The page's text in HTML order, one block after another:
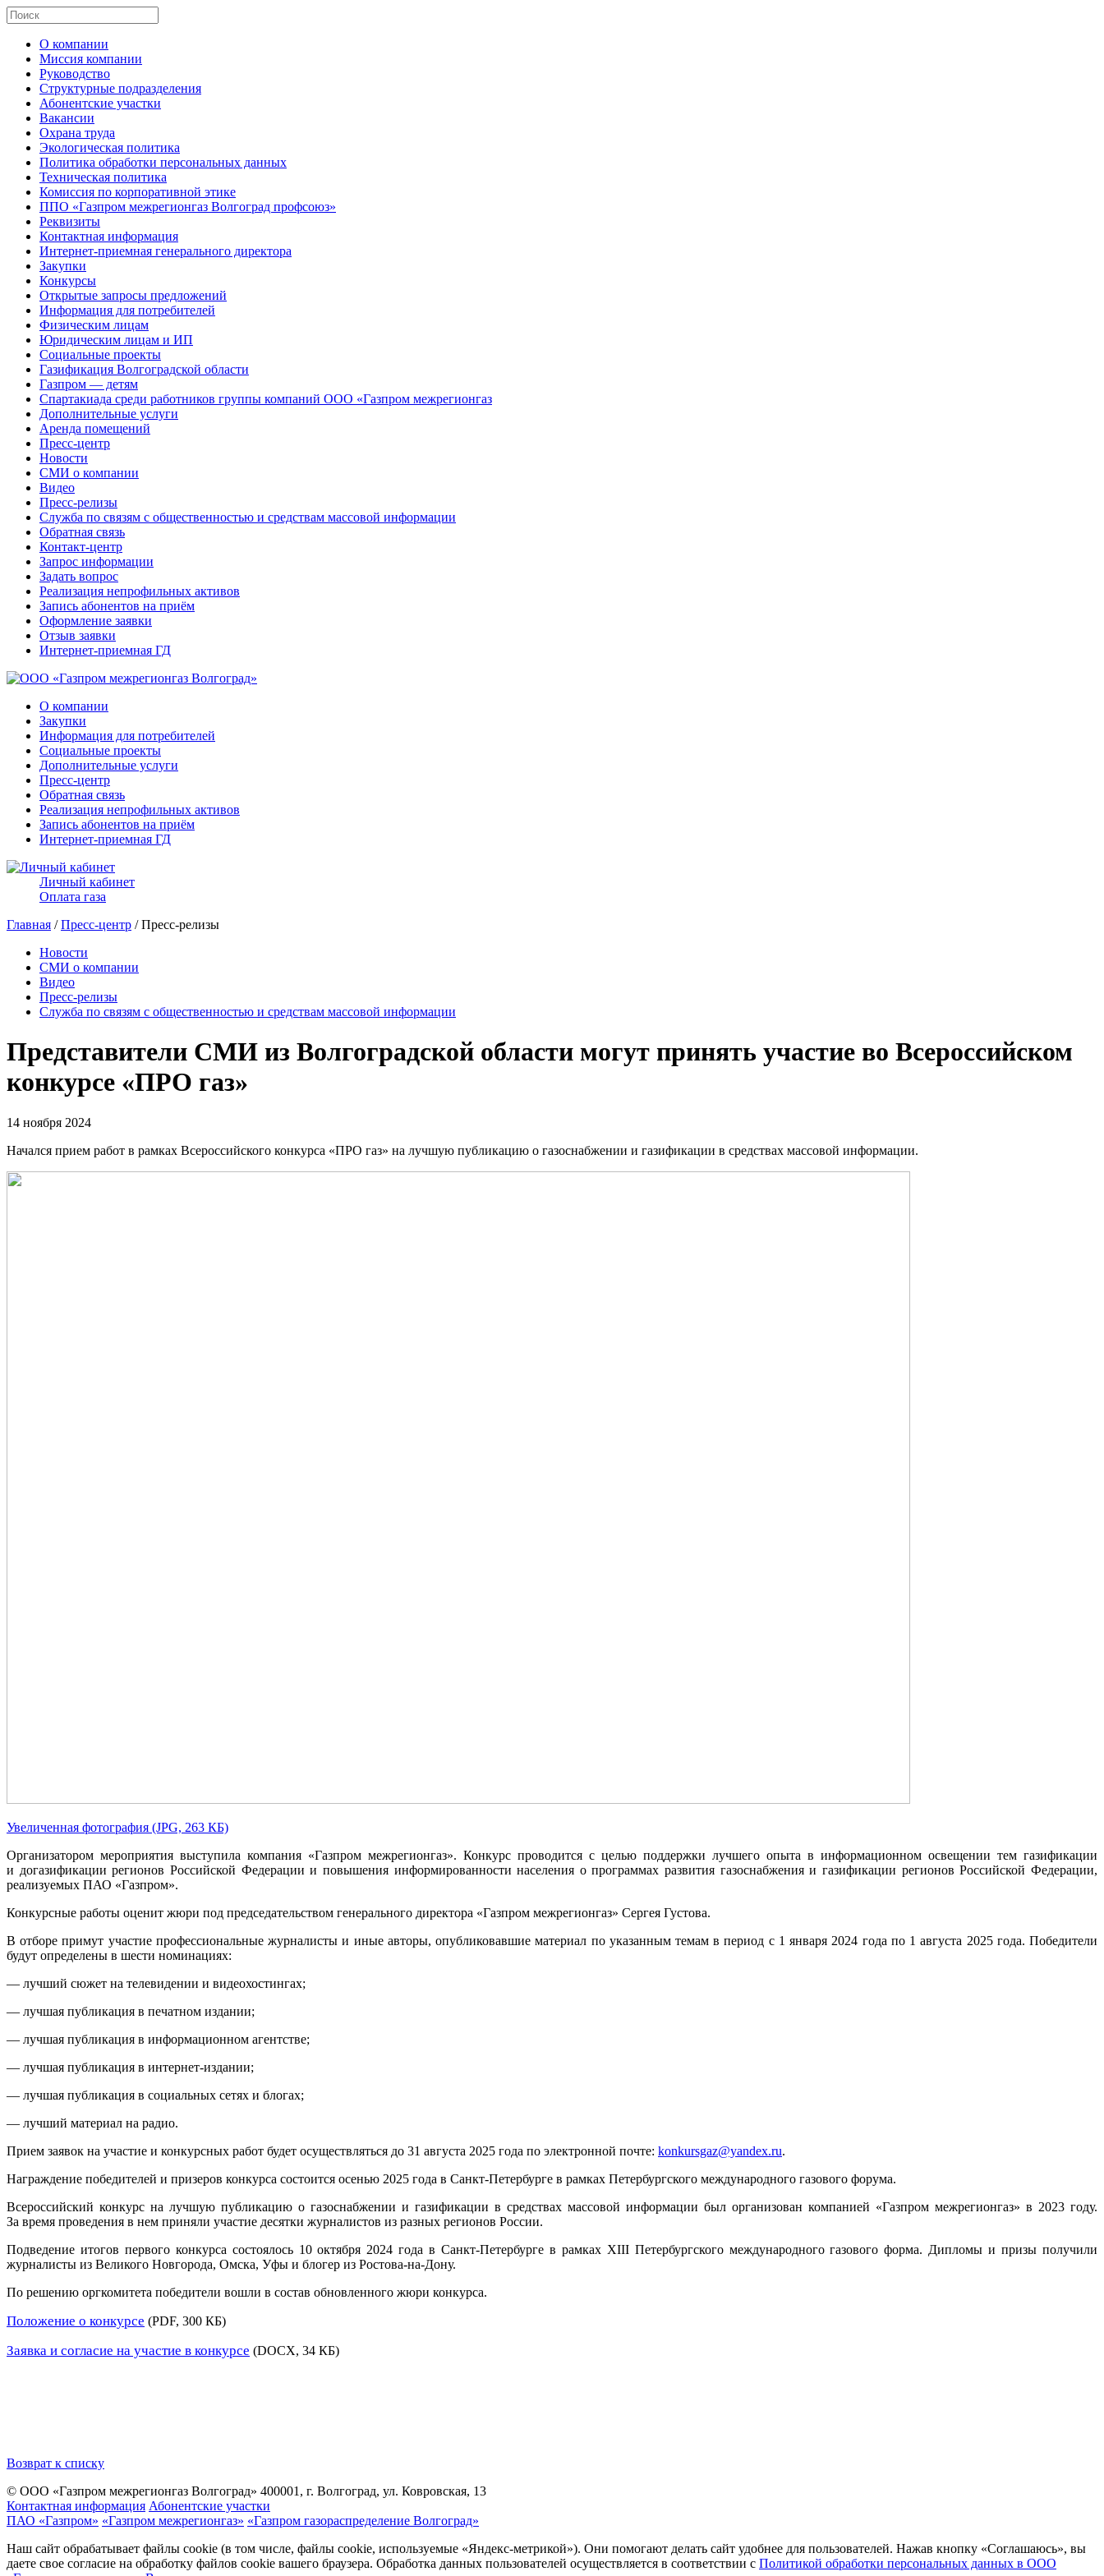
О компании
Миссия компании
Руководство
Структурные подразделения
Абонентские участки
Вакансии
Охрана труда
Экологическая политика
Политика обработки персональных данных
Техническая политика
Комиссия по корпоративной этике
ППО «Газпром межрегионгаз Волгоград профсоюз»
Реквизиты
Контактная информация
Интернет-приемная генерального директора
Закупки
Конкурсы
Открытые запросы предложений
Информация для потребителей
Физическим лицам
Юридическим лицам и ИП
Социальные проекты
Газификация Волгоградской области
Газпром — детям
Спартакиада среди работников группы компаний ООО «Газпром межрегионгаз
Дополнительные услуги
Аренда помещений
Пресс-центр
Новости
СМИ о компании
Видео
Пресс-релизы
Служба по связям с общественностью и средствам массовой информации
Обратная связь
Контакт-центр
Запрос информации
Задать вопрос
Реализация непрофильных активов
Запись абонентов на приём
Оформление заявки
Отзыв заявки
Интернет-приемная ГД
О компании
Закупки
Информация для потребителей
Социальные проекты
Дополнительные услуги
Пресс-центр
Обратная связь
Реализация непрофильных активов
Запись абонентов на приём
Интернет-приемная ГД
Личный кабинет
Оплата газа
Главная /Пресс-центр / Пресс-релизы
Новости
СМИ о компании
Видео
Пресс-релизы
Служба по связям с общественностью и средствам массовой информации
Представители СМИ из Волгоградской области могут принять участие во Всероссийском
конкурсе «ПРО газ»
14 ноября 2024
Начался прием работ в рамках Всероссийского конкурса «ПРО газ» на лучшую публикацию о газоснабжении и газификации в средствах массовой информации.
Увеличенная фотография (JPG, 263 КБ)
Организатором мероприятия выступила компания «Газпром межрегионгаз». Конкурс проводится с целью поддержки лучшего опыта в информационном освещении тем газификации
и догазификации регионов Российской Федерации и повышения информированности населения о программах развития газоснабжения и газификации регионов Российской Федерации,
реализуемых ПАО «Газпром».
Конкурсные работы оценит жюри под председательством генерального директора «Газпром межрегионгаз» Сергея Густова.
В отборе примут участие профессиональные журналисты и иные авторы, опубликовавшие материал по указанным темам в период с 1 января 2024 года по 1 августа 2025 года. Победители
будут определены в шести номинациях:
— лучший сюжет на телевидении и видеохостингах;
— лучшая публикация в печатном издании;
— лучшая публикация в информационном агентстве;
— лучшая публикация в интернет-издании;
— лучшая публикация в социальных сетях и блогах;
— лучший материал на радио.
Прием заявок на участие и конкурсных работ будет осуществляться до 31 августа 2025 года по электронной почте: konkursgaz@yandex.ru.
Награждение победителей и призеров конкурса состоится осенью 2025 года в Санкт-Петербурге в рамках Петербургского международного газового форума.
Всероссийский конкурс на лучшую публикацию о газоснабжении и газификации в средствах массовой информации был организован компанией «Газпром межрегионгаз» в 2023 году.
За время проведения в нем приняли участие десятки журналистов из разных регионов России.
Подведение итогов первого конкурса состоялось 10 октября 2024 года в Санкт-Петербурге в рамках XIII Петербургского международного газового форма. Дипломы и призы получили
журналисты из Великого Новгорода, Омска, Уфы и блогер из Ростова-на-Дону.
По решению оргкомитета победители вошли в состав обновленного жюри конкурса.
Положение о конкурсе (PDF, 300 КБ)
Заявка и согласие на участие в конкурсе (DOCX, 34 КБ)
Возврат к списку
© ООО «Газпром межрегионгаз Волгоград» 400001, г. Волгоград, ул. Ковровская, 13
Контактная информация Абонентские участки
ПАО «Газпром» «Газпром межрегионгаз» «Газпром газораспределение Волгоград»
Наш сайт обрабатывает файлы cookie (в том числе, файлы cookie, используемые «Яндекс-метрикой»). Они помогают делать сайт удобнее для пользователей. Нажав кнопку «Соглашаюсь», вы
даете свое согласие на обработку файлов cookie вашего браузера. Обработка данных пользователей осуществляется в соответствии с Политикой обработки персональных данных в ООО